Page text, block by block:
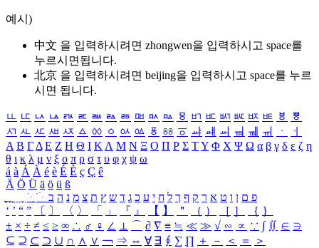
예시)
中文 을 입력하시려면 zhongwen을 입력하시고 space를
누르시면됩니다.
北京 을 입력하시려면 beijing을 입력하시고 space를 누르
시면 됩니다.
ㅥ ㅦ ㅧ ㅨ ㅩ ㅪ ㅫ ㅬ ㅭ ㅮ ㅯ ㅰ ㅱ ㅲ ㅳ ㅴ ㅵ ㅶ ㅷ ㅸ
ㅹ
ㅺ ㅻ ㅼ ㅽ ㅾ ㅿ ㆀ ㆁ ㆂ ㆃ ㆄ ㆅ ㆆ ㆇ ㆈ ㆉ ㆊ ㆋ ㆌ ㆍ
ㆎ
Α Β ΓΔ Ε Ζ Η Θ Ι ΚΛ Μ Ν Ξ Ο Π Ρ Σ ΤΥ Φ Χ Ψ Ω α β γ δ ε ζ η
θ ι κ λ μ ν ξ ο π ρ σ τ υ φ χ ψ ω
á à Á À é è É È ç Ç ê
Ä Ö Ü ä ö ü ß
ִֶֹ ֻּ ׁׂ פ ם ן ו ט א ר ק ף ך ל ח י ע כ ג ד ש ץ ת צ מ נ ה ב
‘ ’ “ ” 〔 〕 〈 〉 「 」 『 』 【 】 ＂ （ ） ［ ］ ｛ ｝
± × ÷ ≠ ≤ ≥ ∞ ∴ ♂ ♀ ∠ ⊥ ⌒ ∂ ∇ ≡ ≒ ≪ ≫ √ ∽ ∝ ∵ ∫ ∬ ∈ ∋
⊆ ⊇ ⊂ ⊃ ∪ ∩ ∧ ∨ ￢ ⇒ ⇔ ∀ ∃ ∮ ∑ ∏ ＋ － ＜ ＝
＞